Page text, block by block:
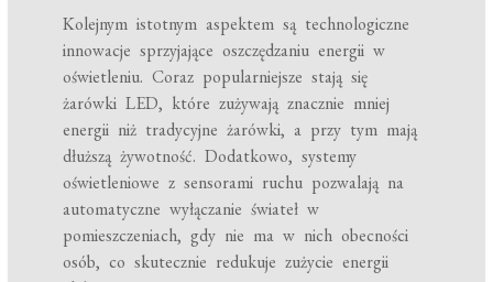
Kolejnym istotnym aspektem są technologiczne
innowacje sprzyjające oszczędzaniu energii w
oświetleniu. Coraz popularniejsze stają się
żarówki LED, które zużywają znacznie mniej
energii niż tradycyjne żarówki, a przy tym mają
dłuższą żywotność. Dodatkowo, systemy
oświetleniowe z sensorami ruchu pozwalają na
automatyczne wyłączanie świateł w
pomieszczeniach, gdy nie ma w nich obecności
osób, co skutecznie redukuje zużycie energii